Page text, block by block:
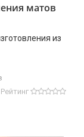
матов
из
Рейтинг